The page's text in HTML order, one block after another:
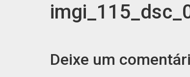
Deixe um